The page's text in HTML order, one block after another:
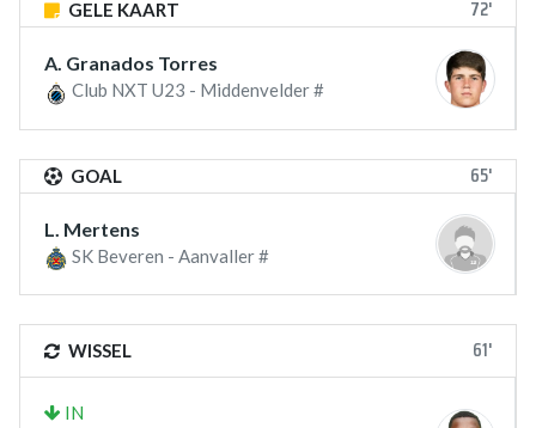
GELE KAART 72'
A. Granados Torres
Club NXT U23 - Middenvelder #
GOAL 65'
L. Mertens
SK Beveren - Aanvaller #
WISSEL 61'
IN